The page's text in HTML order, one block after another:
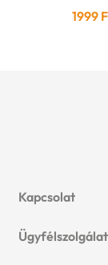
1999
Kapcsolat